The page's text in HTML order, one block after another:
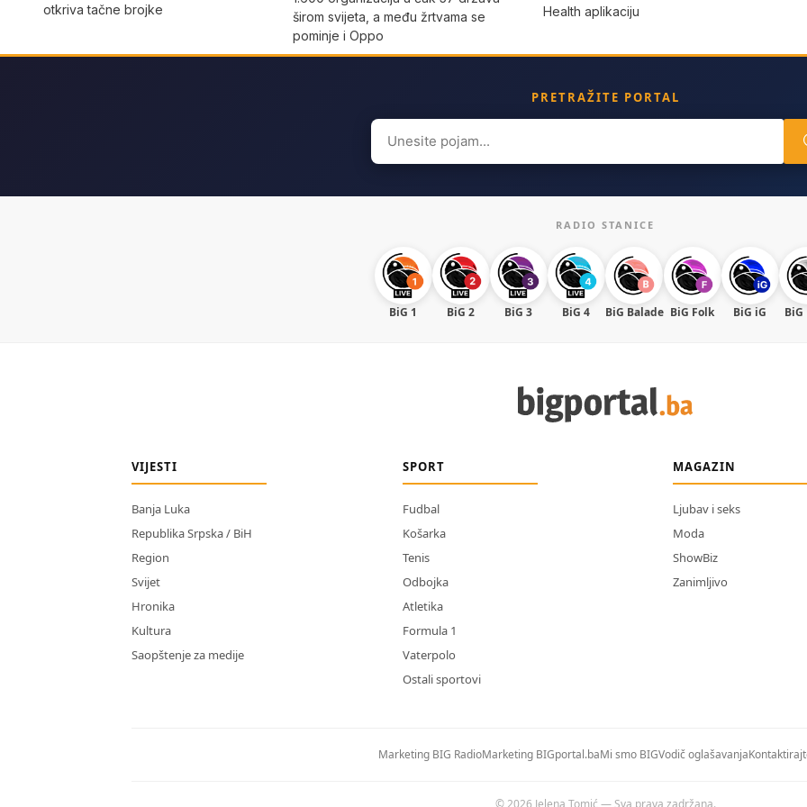
otkriva tačne brojke
širom svijeta, a među žrtvama se
pominje i Oppo
Health aplikaciju
PRETRAŽITE PORTAL
Search
for:
RADIO STANICE
BiG 1 BiG 2 BiG 3 BiG 4 BiG Balade BiG Folk BiG iG BiG
VIJESTI
Banja Luka
Republika Srpska / BiH
Region
Svijet
Hronika
Kultura
Saopštenje za medije
SPORT
Fudbal
Košarka
Tenis
Odbojka
Atletika
Formula 1
Vaterpolo
Ostali sportovi
MAGAZIN
Ljubav i seks
Moda
ShowBiz
Zanimljivo
Marketing BIG RadioMarketing BIGportal.baMi smo BIGVodič oglašavanja